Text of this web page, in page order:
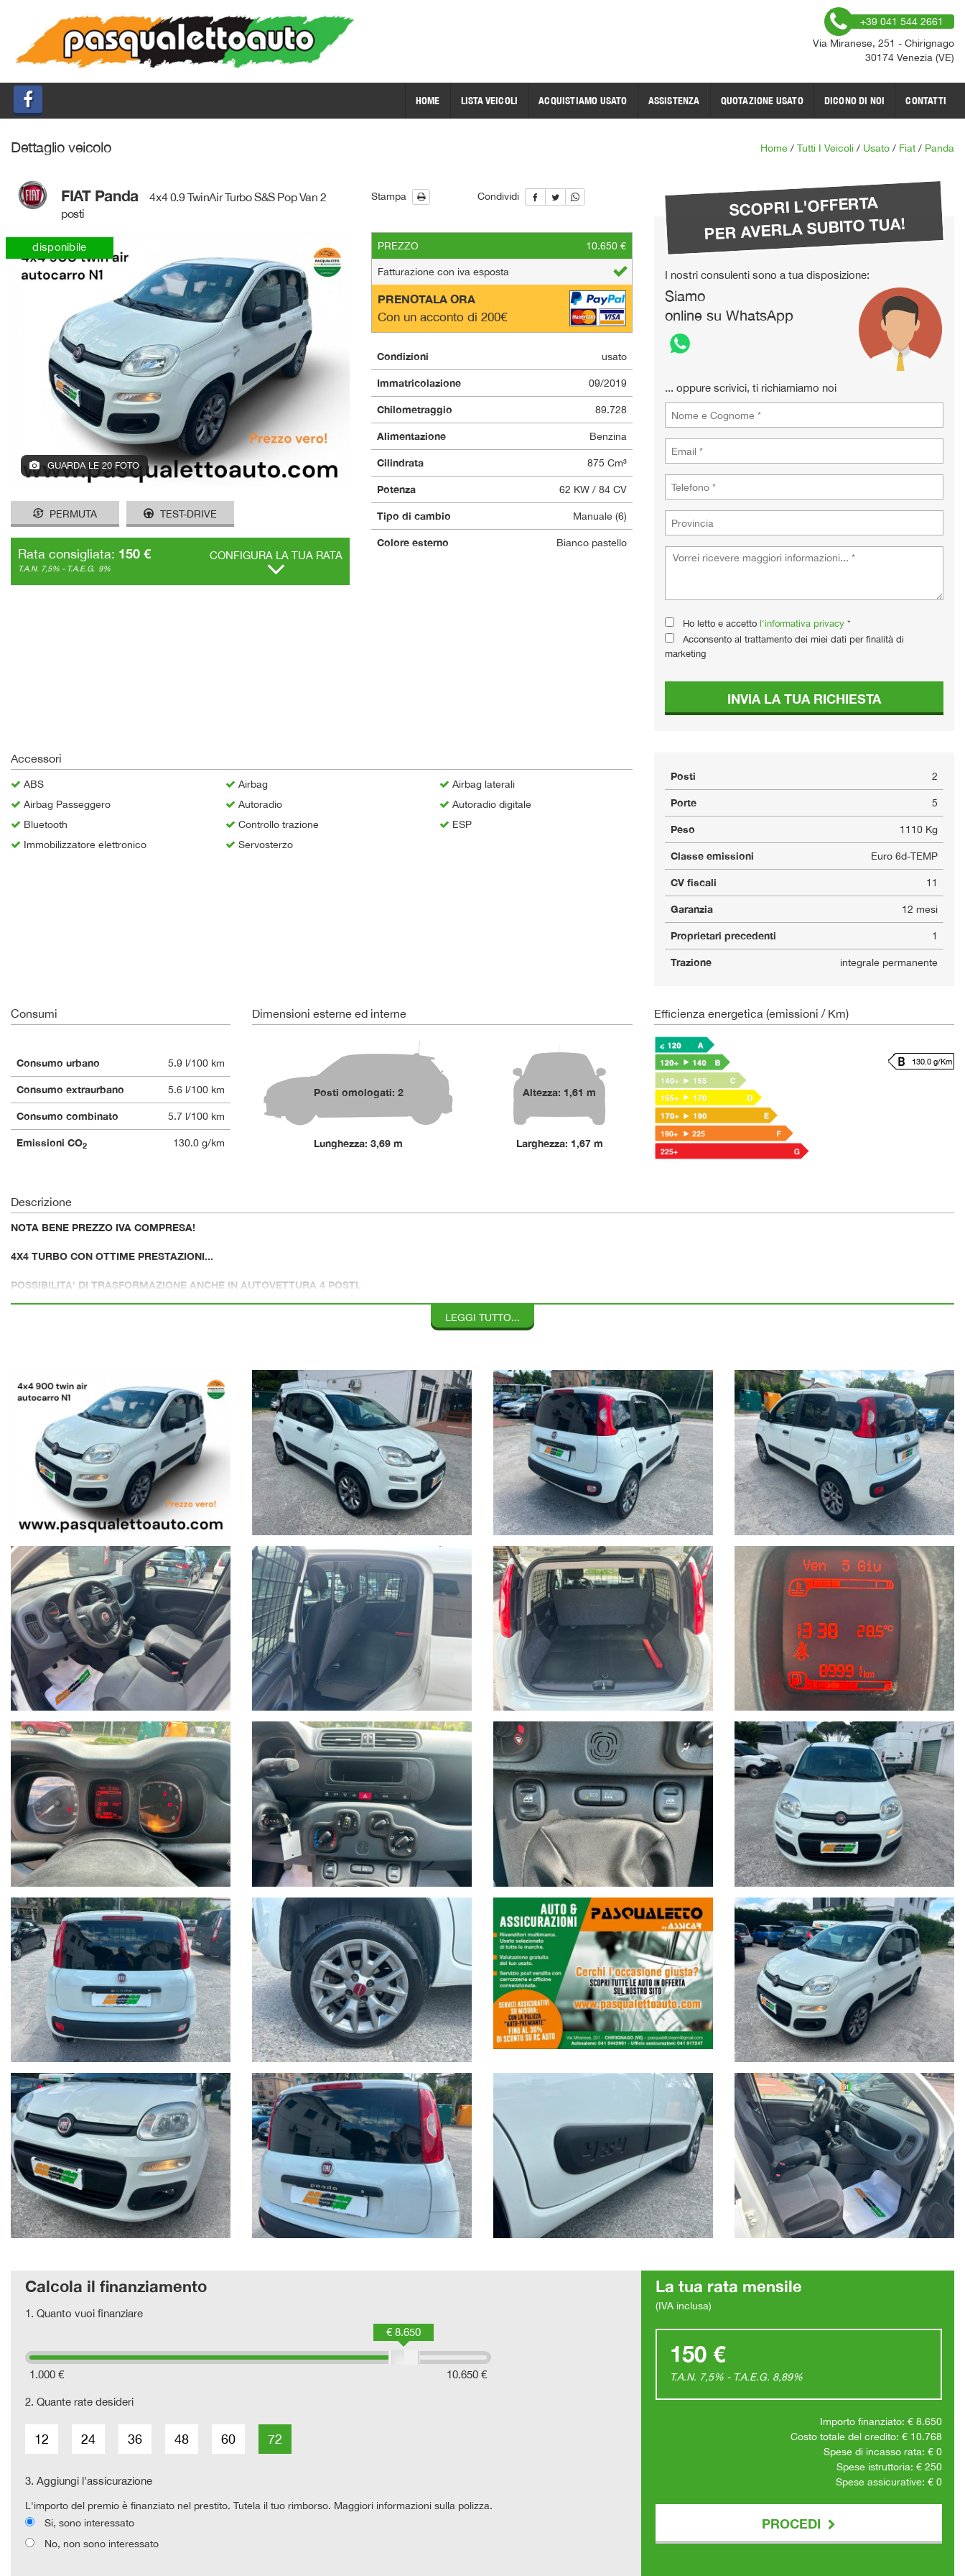
LISTA VEICOLI
ACQUISTIAMO USATO
ASSISTENZA
QUOTAZIONE USATO
CONTATTI
+39 041 544 2661
Via Miranese, 251 - Chirignago
30174 Venezia (VE)
HOME LISTA VEICOLI ACQUISTIAMO USATO ASSISTENZA QUOTAZIONE USATO DICONO DI NOI CONTATTI
Dettaglio veicolo Home / Tutti I Veicoli / Usato / Fiat / Panda
FIAT Panda
4x4 0.9 TwinAir Turbo S&S Pop Van 2
posti
Stampa Condividi
disponibile
GUARDA LE 20 FOTO
PERMUTA TEST-DRIVE
Rata consigliata: 150 €
T.A.N. 7,5% - T.A.E.G. 9%
CONFIGURA LA TUA RATA
PREZZO 10.650 €
Fatturazione con iva esposta
PRENOTALA ORA
Con un acconto di 200€
Condizioni usato
Immatricolazione 09/2019
Chilometraggio 89.728
Alimentazione Benzina
Cilindrata 875 Cm³
Potenza 62 KW / 84 CV
Tipo di cambio Manuale (6)
Colore esterno Bianco pastello
SCOPRI L'OFFERTA
PER AVERLA SUBITO TUA!
I nostri consulenti sono a tua disposizione:
Siamo
online su WhatsApp
... oppure scrivici, ti richiamiamo noi
Ho letto e accetto l'informativa privacy *
Acconsento al trattamento dei miei dati per finalità di
marketing
INVIA LA TUA RICHIESTA
Accessori
ABS
Airbag Passeggero
Bluetooth
Immobilizzatore elettronico
Airbag
Autoradio
Controllo trazione
Servosterzo
Airbag laterali
Autoradio digitale
ESP
Posti 2
Porte 5
Peso 1110 Kg
Classe emissioni Euro 6d-TEMP
CV fiscali 11
Garanzia 12 mesi
Proprietari precedenti 1
Trazione integrale permanente
Consumi
Consumo urbano 5.9 l/100 km
Consumo extraurbano 5.6 l/100 km
Consumo combinato 5.7 l/100 km
Emissioni CO2 130.0 g/km
Dimensioni esterne ed interne
Posti omologati: 2
Lunghezza: 3,69 m
Altezza: 1,61 m
Larghezza: 1,67 m
Efficienza energetica (emissioni / Km)
130.0 g/Km
Descrizione
NOTA BENE PREZZO IVA COMPRESA!
4X4 TURBO CON OTTIME PRESTAZIONI...
POSSIBILITA' DI TRASFORMAZIONE ANCHE IN AUTOVETTURA 4 POSTI.
PER QUALSIASI ULTERIORE INFORMAZIONE SULLA VETTURA CONTATTATECI ALLO041/5442661
SE CERCHI L’USATO DI QUALITA’HAI TROVATO L’AUTO GIUSTA CHE FA PER TE….
UNICO PROPRIETARIO… KM CERTIFICATI, BOOK TAGLIANDI, IVA ESPOSTA E COMPRESA…
LIBERA DAI BLOCCHI DEL TRAFFICO IN CITTA’…
QUESTA AUTO PUO’ SEMPRE CIRCOLARE…
RISPONDE ALLA NORMATIVA EURO 6
VANTAGGIO:SE PUOI DETRARRE O SCARICARE L’IVA L’AUTO TI COSTA IL 22% IN MENO…OTTIMA PER ARTIGIANI... IDRAULICI... ELETTRICISTI...
GUIDABILE DA NEO PATENTATI !!!!
AUTO COMPLETADI CLIMA… ABS… AIRBAGS… E SERVOSTERZO MOLTO COMODA E FACILE DA GUIDARE DA VEDERE E SOPRATTUTTO DA PROVARE !!!
MOLTO PRATICAPER IL CLASSICO TRAGITTO CITTADINO CASA-SCUOLA- LAVORO… MA ANCHE PER LE VACANZE GRAZIE AL BAGAGLIAIO DI BUON VOLUME…
SIAMO ANCHE AGENZIA ASSICURATIVA RICHIEDI LA TUA QUOTAZIONE PERSONALIZZATA
IL NOSTRO VALORE AGGIUNTO:
GARANZIA 12 MESI CON OPZIONE DI ESTENSIONE AI 24 MESI…
PREZZO VERO SENZA OBBLIGO DI FINANZIAMENTO
POSSIBILITA’ DI PAGAMENTO RATEALE PERMUTA USATO SU USATO 50 OCCASIONI A MENO DI 15000€
VIENI A PROVARE LA TUA AUTO VISITA IL NOSTRO SITOwww.pasqualettoauto.com
DATI TECNICI:
FIAT Panda 0.9 TwinAir Turbo S&S 4x4 Pop Van 2 posti
Alimentazione:benzina senza piomboCilindrata cm3:875Potenza kW/CV:62,5/85 Carrozzeria:berlina 2 volumiNormativa:Euro6.d tmp (2016/427) e seguenti
MOTORE
Alimentazione benzina senza piombo - 2 cilindri in linea - Cilindrata 875 cm3 - 4 valvole per cilindro - SovralimentatoPotenza max 62,5 kW(85 CV) a 5500 giri/min - Coppia max 14,8 kgm (145,0 Nm) a 1900
giri/minEuro6.d tmp (2016/427) e seguenti - Potenza Fiscale 11 CV
CORPO VETTURA
berlina 2 volumi - 5 porte - 2 posti - Tetto unico disponibile - Serbatoio da 35 litri - Tipo Veicolo: Autocarro (N1) derivato da autovettura
TRASMISSIONE
Trazione Integrale - Cambio meccanico a 6 rapporti
DIMENSIONI E MASSA
Passo 2,300 m - Lunghezza 3,686 m - Larghezza 1,672 m - Altezza 1,605 mTara 1110 kg , a pieno carico 0 - 1545 kg, rimorchiabile 800 kg - Portata 0 - 435 kgCapacità bagaglio 1: 0 dm3, 2: 0 dm3, 3: 1000
dm3
PRESTAZIONI
Velocità massima 163 km/h - Accelerazione da 0-100 km/h 12,8 secConsumo CE 93/116: Urbano 5,9 l/100km (16,95 km/l), Extraurbano 5,6 l/100km (17,86 km/l), Misto 5,7 l/100km (17,54 km/l)Emissioni di
CO2 NEDC: Urbano 0,0 g/km, Extraurbano 0,0 g/km, Misto 130,0 g/km
LEGGI TUTTO...
Calcola il finanziamento
1. Quanto vuoi finanziare
1.000 € 10.650 €
€ 8.650
2. Quante rate desideri
12 24 36 48 60 72
3. Aggiungi l'assicurazione
L'importo del premio è finanziato nel prestito. Tutela il tuo rimborso. Maggiori informazioni sulla polizza.
Si, sono interessato
No, non sono interessato
La tua rata mensile
(IVA inclusa)
150 €
T.A.N. 7,5% - T.A.E.G. 8,89%
Importo finanziato: € 8.650
Costo totale del credito: € 10.768
Spese di incasso rata: € 0
Spese istruttoria: € 250
Spese assicurative: € 0
PROCEDI